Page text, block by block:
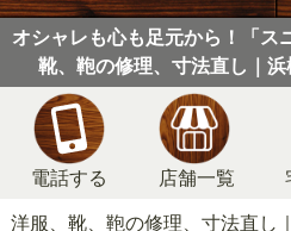
オシャレも心も足元から！「ス
靴、鞄の修理、寸法直し｜
電話する 店舗一覧
洋服、靴、鞄の修理、寸法直し